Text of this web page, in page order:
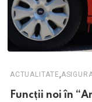
ACTUALITATE,
Funcții noi în